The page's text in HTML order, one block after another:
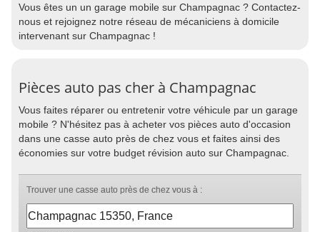
Vous êtes un un garage mobile sur Champagnac ? Contactez-
nous et rejoignez notre réseau de mécaniciens à domicile
intervenant sur Champagnac !
Pièces auto pas cher à Champagnac
Vous faites réparer ou entretenir votre véhicule par un garage
mobile ? N'hésitez pas à acheter vos pièces auto d'occasion
dans une casse auto près de chez vous et faites ainsi des
économies sur votre budget révision auto sur Champagnac.